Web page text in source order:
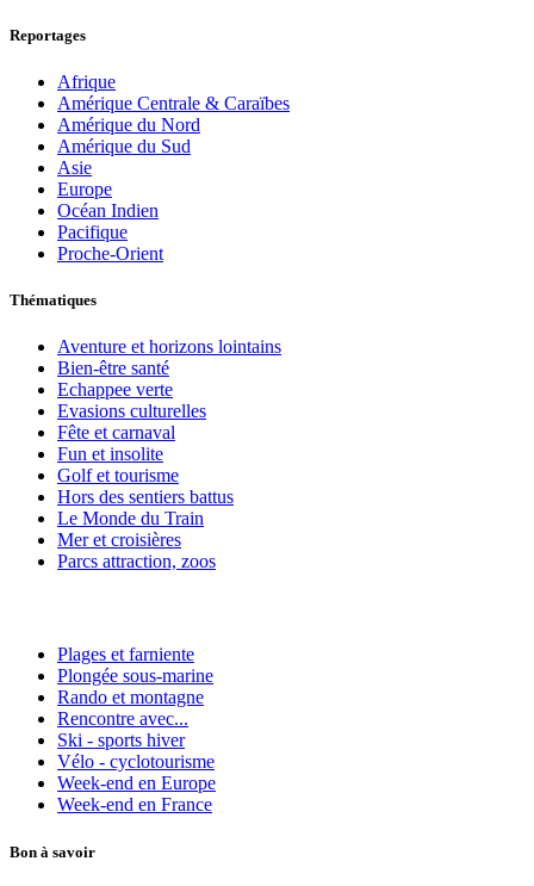
Reportages
Afrique
Amérique Centrale & Caraïbes
Amérique du Nord
Amérique du Sud
Asie
Europe
Océan Indien
Pacifique
Proche-Orient
Thématiques
Aventure et horizons lointains
Bien-être santé
Echappee verte
Evasions culturelles
Fête et carnaval
Fun et insolite
Golf et tourisme
Hors des sentiers battus
Le Monde du Train
Mer et croisières
Parcs attraction, zoos
Plages et farniente
Plongée sous-marine
Rando et montagne
Rencontre avec...
Ski - sports hiver
Vélo - cyclotourisme
Week-end en Europe
Week-end en France
Bon à savoir